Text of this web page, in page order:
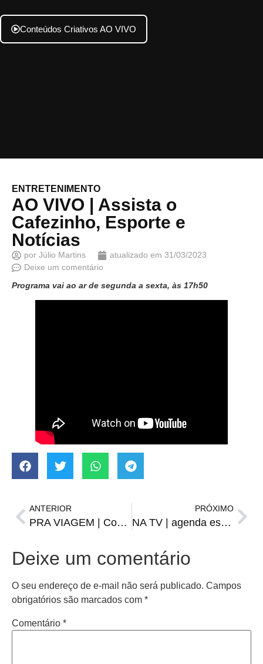
Conteúdos Criativos AO VIVO
ENTRETENIMENTO
AO VIVO | Assista o
Cafezinho, Esporte e
Notícias
por Júlio Martins atualizado em 31/03/2023
Deixe um comentário
Programa vai ao ar de segunda a sexta, às 17h50
ANTERIOR
PRA VIAGEM | Com retorno de Villasanti, mas sem Kannemann e Carballo, Grêmio viaja a Caxias
PRÓXIMO
NA TV | agenda esportiva de sábado, 01 de abril
Deixe um comentário
O seu endereço de e-mail não será publicado. Campos
obrigatórios são marcados com *
Comentário *